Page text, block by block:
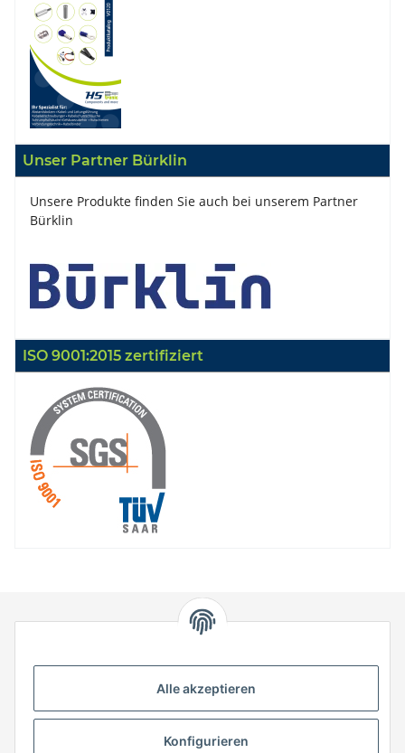
Unser Partner Bürklin
Unsere Produkte finden Sie auch bei unserem Partner
Bürklin
ISO 9001:2015 zertifiziert
74538 Rosengarten-Uttenhofen
Telefon: +49 (0) 7907 943 690
Alle akzeptieren
Konfigurieren